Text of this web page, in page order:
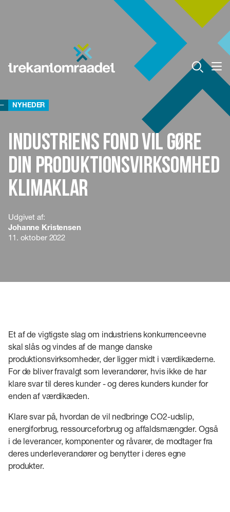
NYHEDER
Industriens Fond vil gøre
din produktionsvirksomhed
klimaklar
Udgivet af:
Johanne Kristensen
11. oktober 2022
Et af de vigtigste slag om industriens konkurrenceevne
skal slås og vindes af de mange danske
produktionsvirksomheder, der ligger midt i værdikæderne.
For de bliver fravalgt som leverandører, hvis ikke de har
klare svar til deres kunder - og deres kunders kunder for
enden af værdikæden.
Klare svar på, hvordan de vil nedbringe CO2-udslip,
energiforbrug, ressourceforbrug og affaldsmængder. Også
i de leverancer, komponenter og råvarer, de modtager fra
deres underleverandører og benytter i deres egne
produkter.